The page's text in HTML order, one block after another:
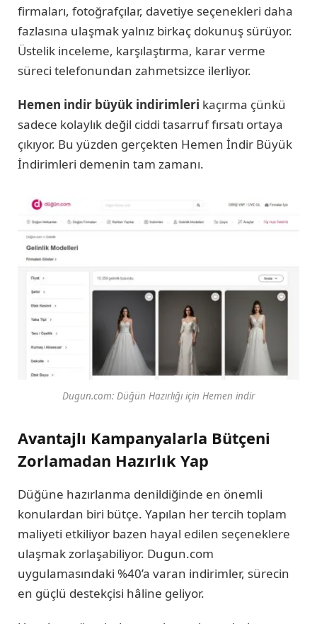
firmaları, fotoğrafçılar, davetiye seçenekleri daha
fazlasına ulaşmak yalnız birkaç dokunuş sürüyor.
Üstelik inceleme, karşılaştırma, karar verme
süreci telefonundan zahmetsizce ilerliyor.
Hemen indir büyük indirimleri kaçırma çünkü
sadece kolaylık değil ciddi tasarruf fırsatı ortaya
çıkıyor. Bu yüzden gerçekten Hemen İndir Büyük
İndirimleri demenin tam zamanı.
Dugun.com: Düğün Hazırlığı için Hemen indir
Avantajlı Kampanyalarla Bütçeni
Zorlamadan Hazırlık Yap
Düğüne hazırlanma denildiğinde en önemli
konulardan biri bütçe. Yapılan her tercih toplam
maliyeti etkiliyor bazen hayal edilen seçeneklere
ulaşmak zorlaşabiliyor. Dugun.com
uygulamasındaki %40’a varan indirimler, sürecin
en güçlü destekçisi hâline geliyor.